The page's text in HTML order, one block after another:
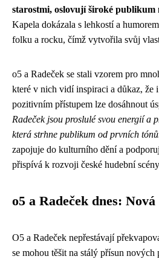
starostmi, oslovují široké publikum
Kapela dokázala s lehkostí a
folku a rocku, čímž vytvořila svůj
o5 a Radeček se stali vzorem pro
které v nich vidí inspiraci a důkaz, že
pozitivním přístupem lze dosáhnout
Radeček jsou proslulé svou energií a
která strhne publikum od prvních
zapojuje do kulturního dění a
přispívá k rozvoji české hudební
o5 a Radeček dnes:
O5 a Radeček nepřestávají
se mohou těšit na stálý přísun nových